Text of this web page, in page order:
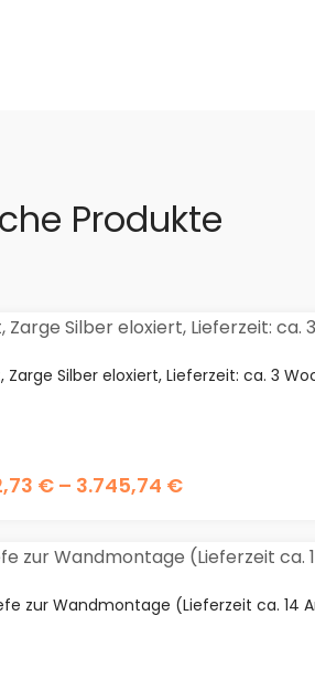
Produkte
Silber eloxiert, Lieferzeit: ca. 3
€– 3.745,74 €
zur Wandmontage (Lieferzeit ca. 14